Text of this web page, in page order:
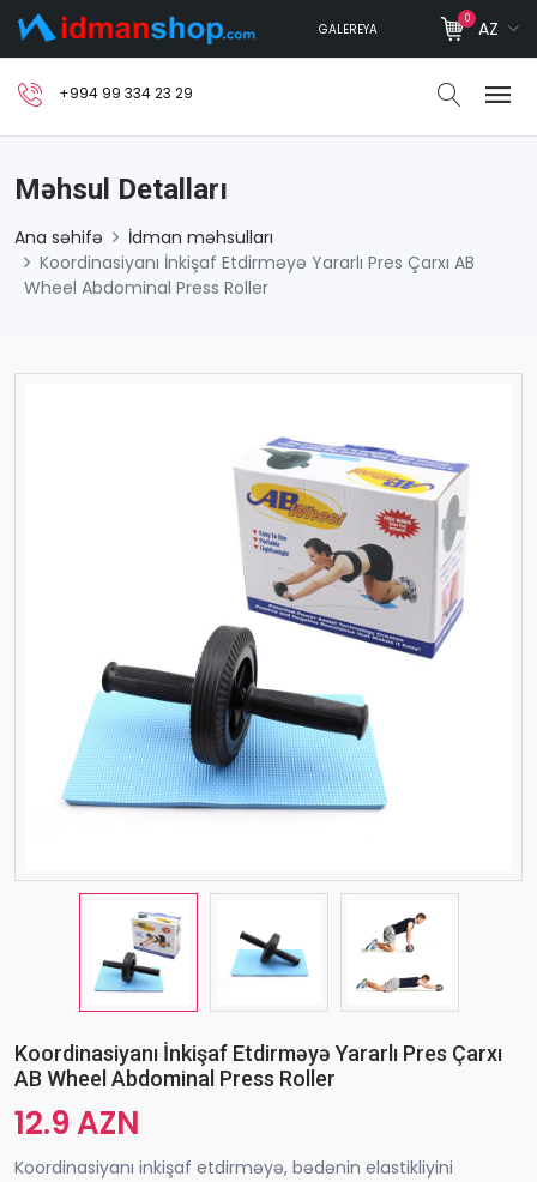
GALEREYA
0 AZ
+994 99 334 23 29
Məhsul Detalları
Ana səhifə
İdman məhsulları
Koordinasiyanı İnkişaf Etdirməyə Yararlı Pres Çarxı AB
Wheel Abdominal Press Roller
Koordinasiyanı İnkişaf Etdirməyə Yararlı Pres Çarxı
AB Wheel Abdominal Press Roller
12.9 AZN
Koordinasiyanı inkişaf etdirməyə, bədənin elastikliyini